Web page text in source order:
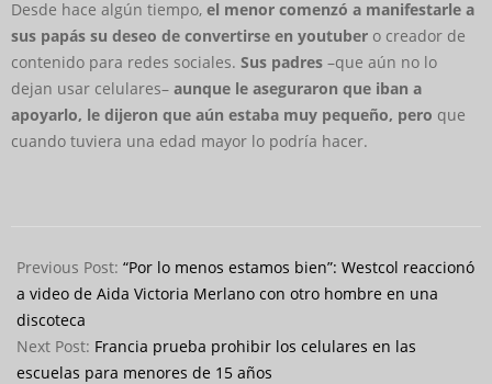
Desde hace algún tiempo, el menor comenzó a manifestarle a
sus papás su deseo de convertirse en youtuber o creador de
contenido para redes sociales. Sus padres –que aún no lo
dejan usar celulares– aunque le aseguraron que iban a
apoyarlo, le dijeron que aún estaba muy pequeño, pero que
cuando tuviera una edad mayor lo podría hacer.
08-
28
Previous Post: “Por lo menos estamos bien”: Westcol reaccionó
a video de Aida Victoria Merlano con otro hombre en una
discoteca
Next Post: Francia prueba prohibir los celulares en las
escuelas para menores de 15 años